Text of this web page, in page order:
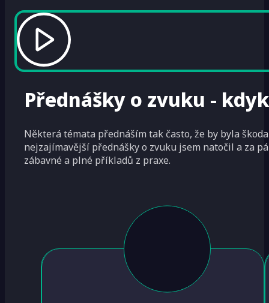
Přednášky o zvuku -
Některá témata přednáším tak často, že by byla
nejzajímavější přednášky o zvuku jsem natočil a za
zábavné a plné příkladů z praxe.